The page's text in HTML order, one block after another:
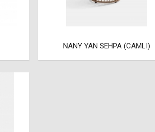
NANY YAN SEHPA (CAMLI)